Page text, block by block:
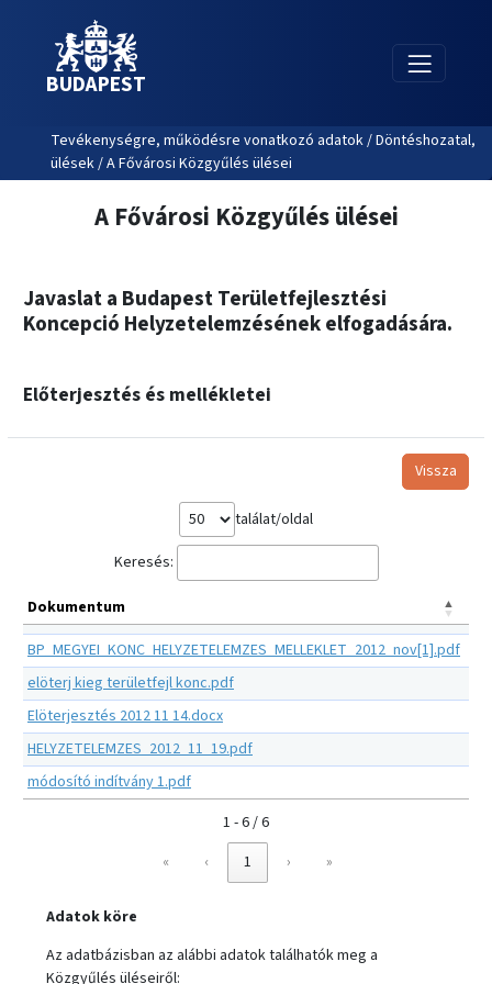
BUDAPEST
Tevékenységre, működésre vonatkozó adatok / Döntéshozatal,
ülések / A Fővárosi Közgyűlés ülései
A Fővárosi Közgyűlés ülései
Javaslat a Budapest Területfejlesztési
Koncepció Helyzetelemzésének elfogadására.
Előterjesztés és mellékletei
Vissza
találat/oldal
Keresés:
Dokumentum
BP_MEGYEI_KONC_HELYZETELEMZES_MELLEKLET_2012_nov[1].pdf
elöterj kieg területfejl konc.pdf
Elöterjesztés 2012 11 14.docx
HELYZETELEMZES_2012_11_19.pdf
módosító indítvány 1.pdf
1 - 6 / 6
«
‹ 1 › »
Adatok köre
Az adatbázisban az alábbi adatok találhatók meg a
Közgyűlés üléseiről: